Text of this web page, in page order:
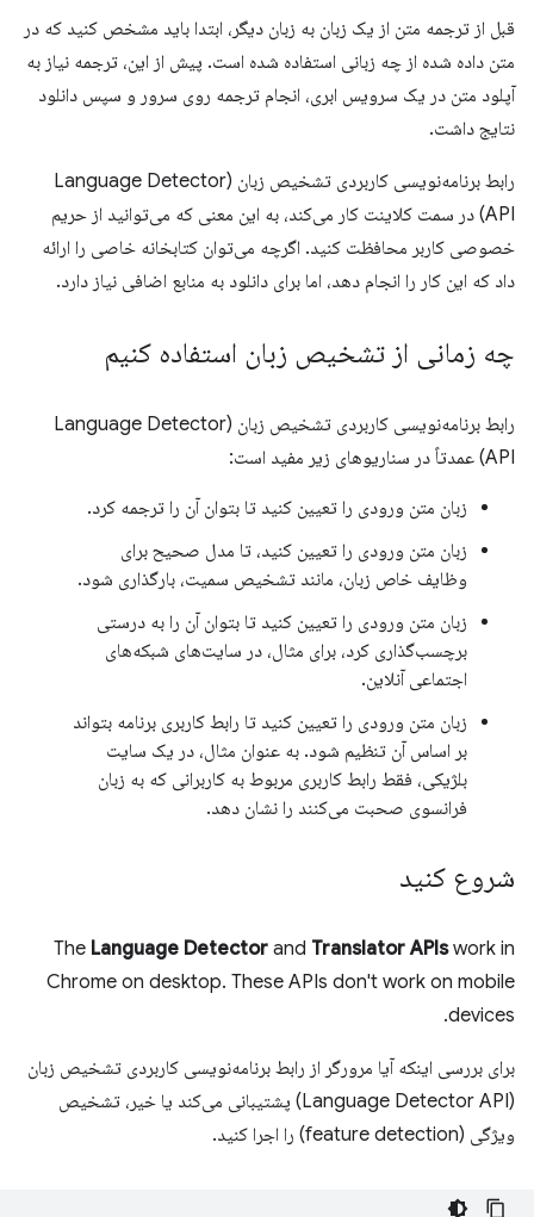
قبل از ترجمه متن از یک زبان به زبان دیگر، ابتدا باید مشخص کنید که در
متن داده شده از چه زبانی استفاده شده است. پیش از این، ترجمه نیاز به
آپلود متن در یک سرویس ابری، انجام ترجمه روی سرور و سپس دانلود
نتایج داشت.
رابط برنامه‌نویسی کاربردی تشخیص زبان (Language Detector
API) در سمت کلاینت کار می‌کند، به این معنی که می‌توانید از حریم
خصوصی کاربر محافظت کنید. اگرچه می‌توان کتابخانه خاصی را ارائه
داد که این کار را انجام دهد، اما برای دانلود به منابع اضافی نیاز دارد.
چه زمانی از تشخیص زبان استفاده کنیم
رابط برنامه‌نویسی کاربردی تشخیص زبان (Language Detector
API) عمدتاً در سناریوهای زیر مفید است:
زبان متن ورودی را تعیین کنید تا بتوان آن را ترجمه کرد.
زبان متن ورودی را تعیین کنید، تا مدل صحیح برای
وظایف خاص زبان، مانند تشخیص سمیت، بارگذاری شود.
زبان متن ورودی را تعیین کنید تا بتوان آن را به درستی
برچسب‌گذاری کرد، برای مثال، در سایت‌های شبکه‌های
اجتماعی آنلاین.
زبان متن ورودی را تعیین کنید تا رابط کاربری برنامه بتواند
بر اساس آن تنظیم شود. به عنوان مثال، در یک سایت
بلژیکی، فقط رابط کاربری مربوط به کاربرانی که به زبان
فرانسوی صحبت می‌کنند را نشان دهد.
شروع کنید
The Language Detector and Translator APIswork in
Chrome on desktop. These APIs don't work on mobile
devices.
برای بررسی اینکه آیا مرورگر از رابط برنامه‌نویسی کاربردی تشخیص زبان
(Language Detector API) پشتیبانی می‌کند یا خیر، تشخیص
ویژگی (feature detection) را اجرا کنید.